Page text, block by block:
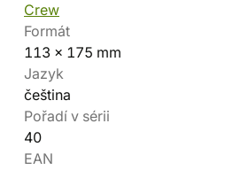
Crew
Formát
113 x 175 mm
Jazyk
čeština
Pořadí v sérii
40
EAN